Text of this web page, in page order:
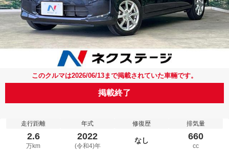
このクルマは2026/06/13まで掲載されていた車輛です。
掲載終了
走行距離
2.6
万km
年式
2022
(令和4)年
修復歴
なし
排気量
660
cc